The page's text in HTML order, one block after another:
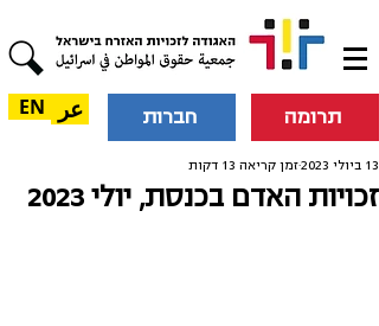
תרומה חברות عر EN
זכויות האדם בכנסת, יולי 2023
13 ביולי 2023 זמן קריאה 13 דקות